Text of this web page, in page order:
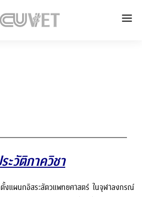
ย แผนและบริการวิชาการ
บริการ
ะวัติภาควิชา
ผนกอิสระสัตวแพทยศาสตร์ ในจุฬาลงกรณ์